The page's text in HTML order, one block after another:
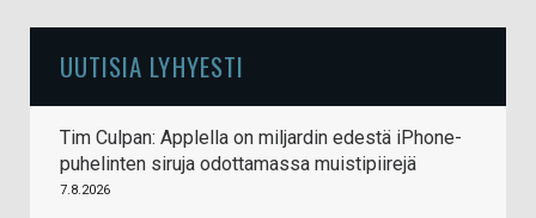
UUTISIA LYHYESTI
Tim Culpan: Applella on miljardin edestä iPhone-
puhelinten siruja odottamassa muistipiirejä
7.8.2026